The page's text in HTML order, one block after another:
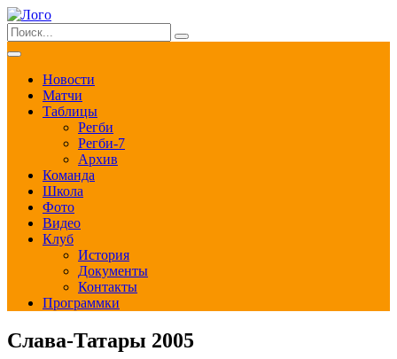
Новости
Матчи
Таблицы
Регби
Регби-7
Архив
Команда
Школа
Фото
Видео
Клуб
История
Документы
Контакты
Программки
Слава-Татары 2005